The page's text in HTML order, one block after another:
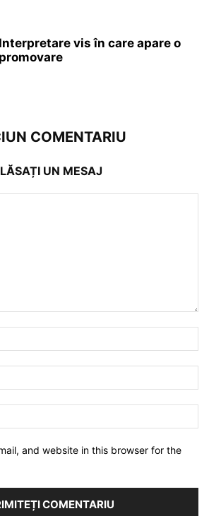
Interpretare vis în care apare o
promovare
COMENTARIU
LĂSAȚI UN MESAJ
and website in this browser for the